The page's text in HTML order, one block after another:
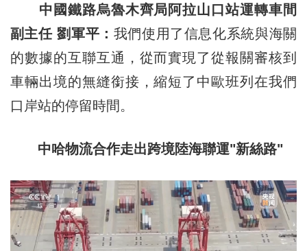
中國鐵路烏魯木齊局阿拉山口站運轉車間
副主任 劉軍平： 我們使用了信息化系統與海關
的數據的互聯互通，從而實現了從報關審核到
車輛出境的無縫銜接，縮短了中歐班列在我們
口岸站的停留時間。
中哈物流合作走出跨境陸海聯運"新絲路"